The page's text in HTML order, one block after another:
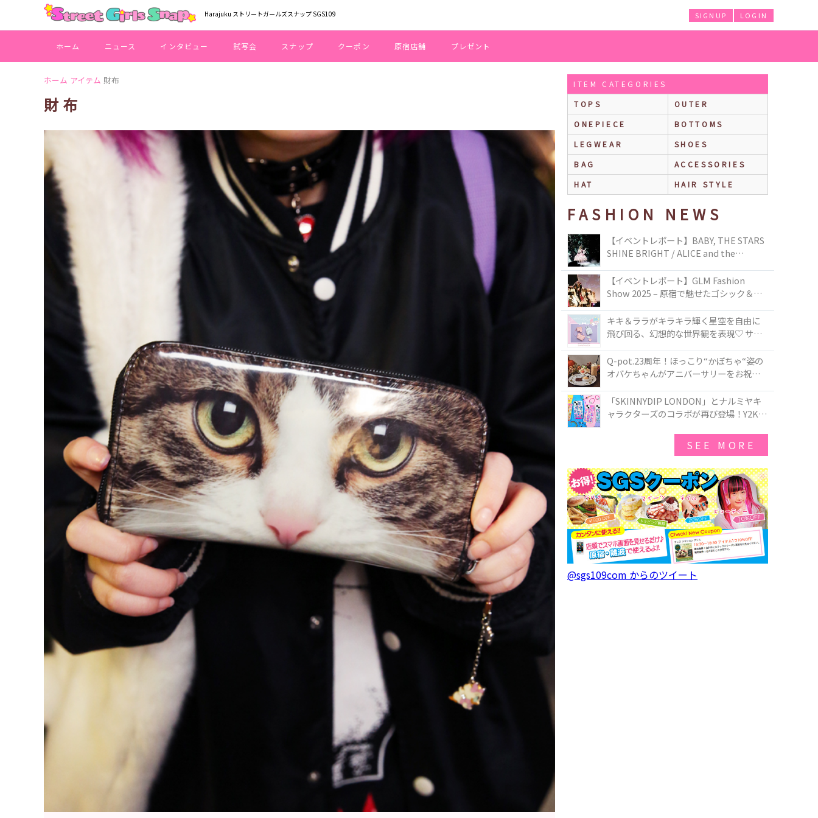
Harajuku ストリートガールズスナップ SGS109 LOGIN
SIGNUP
ホーム ニュース インタビュー 試写会 スナップ クーポン 原宿店舗 プレゼント
ホーム アイテム 財布
財布
ITEM CATEGORIES
TOPS
OUTER
ONEPIECE
BOTTOMS
LEGWEAR
SHOES
BAG
ACCESSORIES
HAT
HAIR STYLE
FASHION NEWS
【イベントレポート】BABY, THE STARS
SHINE BRIGHT / ALICE and the
TOKYO
【イベントレポート】GLM Fashion
Show 2025 – 原宿で魅せたゴシック＆ロ
キキ＆ララがキラキラ輝く星空を自由に
飛び回る、幻想的な世界観を表現♡ サマ
50周年アニバーサリーイヤー』を記念し
たコレクションが登場
Q-pot.23周年！ほっこり“かぼちゃ“姿の
オバケちゃんがアニバーサリーをお祝い
ー」が新発売！Q-pot CAFE.では「かぼち
ゃのオバケーキプレート」も登場
「SKINNYDIP LONDON」とナルミヤキ
ャラクターズのコラボが再び登場！Y2Kム
SEE MORE
@sgs109com からのツイート